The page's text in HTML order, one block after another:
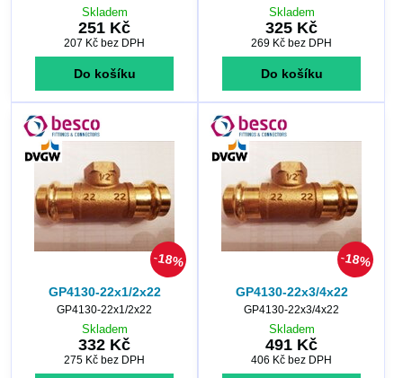
Skladem
251 Kč
207 Kč bez DPH
Do košíku
Skladem
325 Kč
269 Kč bez DPH
Do košíku
18%
GP4130-22x1/2x22
GP4130-22x1/2x22
Skladem
332 Kč
275 Kč bez DPH
18%
GP4130-22x3/4x22
GP4130-22x3/4x22
Skladem
491 Kč
406 Kč bez DPH